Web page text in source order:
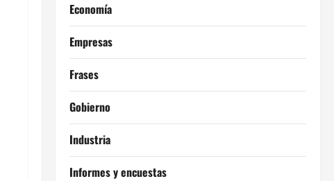
Economía
Empresas
Frases
Gobierno
Industria
Informes y encuestas